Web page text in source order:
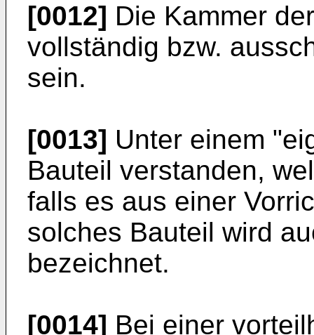
[0012] Die Kammer
vollständig bzw.
sein.
[0013] Unter einem
Bauteil verstanden,
falls es aus einer
solches Bauteil wird
bezeichnet.
[0014] Bei einer